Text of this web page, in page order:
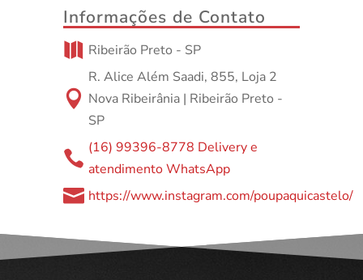
Informações de Contato
 Ribeirão Preto - SP

R. Alice Além Saadi, 855, Loja 2
Nova Ribeirânia | Ribeirão Preto -
SP

(16) 99396-8778 Delivery e
atendimento WhatsApp
 https://www.instagram.com/poupaquicastelo/